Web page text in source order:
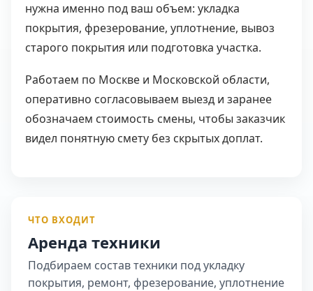
нужна именно под ваш объем: укладка
покрытия, фрезерование, уплотнение, вывоз
старого покрытия или подготовка участка.
Работаем по Москве и Московской области,
оперативно согласовываем выезд и заранее
обозначаем стоимость смены, чтобы заказчик
видел понятную смету без скрытых доплат.
ЧТО ВХОДИТ
Аренда техники
Подбираем состав техники под укладку
покрытия, ремонт, фрезерование, уплотнение